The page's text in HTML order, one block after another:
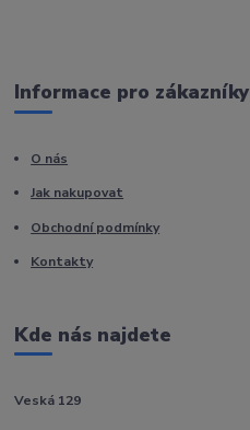
Informace pro zákazníky
O nás
Jak nakupovat
Obchodní podmínky
Kontakty
Kde nás najdete
Veská 129